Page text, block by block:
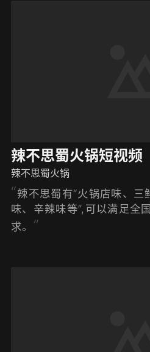
辣不思蜀火锅短视频
辣不思蜀火锅
辣不思蜀有“火锅店味、三
味、辛辣味等”,可以满足全
求。